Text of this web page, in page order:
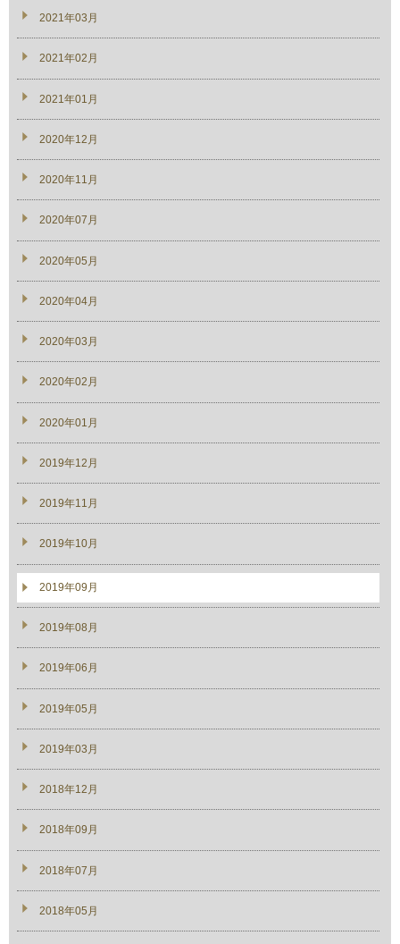
2021年03月
2021年02月
2021年01月
2020年12月
2020年11月
2020年07月
2020年05月
2020年04月
2020年03月
2020年02月
2020年01月
2019年12月
2019年11月
2019年10月
2019年09月
2019年08月
2019年06月
2019年05月
2019年03月
2018年12月
2018年09月
2018年07月
2018年05月